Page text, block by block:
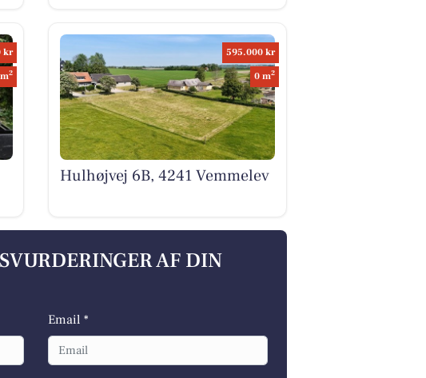
kr
2
595.000 kr
0 m2
Hulhøjvej 6B, 4241 Vemmelev
AF DIN
Email *